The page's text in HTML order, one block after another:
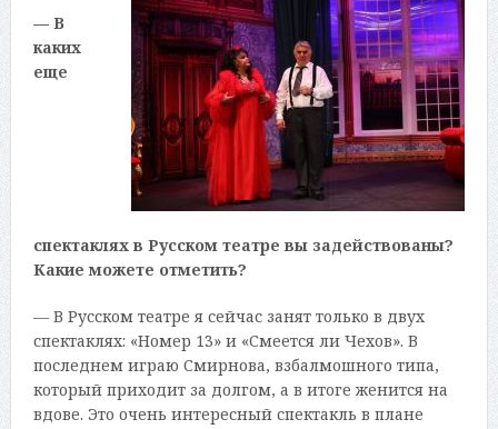
— В
каких
еще
спектаклях в Русском театре вы задействованы?
Какие можете отметить?
— В Русском театре я сейчас занят только в двух
спектаклях: «Номер 13» и «Смеется ли Чехов». В
последнем играю Смирнова, взбалмошного типа,
который приходит за долгом, а в итоге женится на
вдове. Это очень интересный спектакль в плане